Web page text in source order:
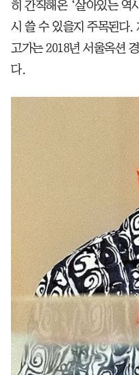
히 간직해온 ‘살아있는 역
시 쓸 수 있을지 주목된다.
고가는 2018년 서울옥션
다.